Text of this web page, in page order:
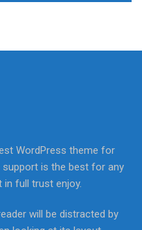
WordPress theme for
support is the best for any
in full trust enjoy.
will be distracted by